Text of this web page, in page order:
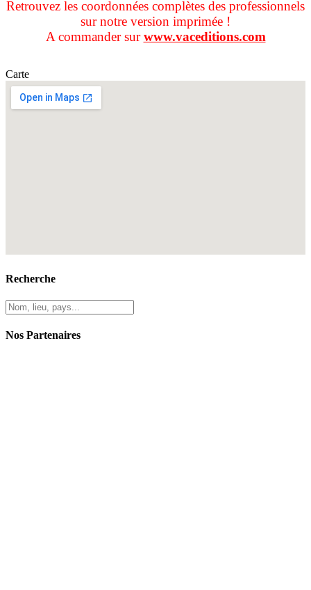
Retrouvez les coordonnées complètes des professionnels
sur notre version imprimée !
A commander surwww.vaceditions.com
Carte
Recherche
Nos Partenaires